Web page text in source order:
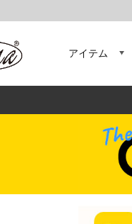
アイテム